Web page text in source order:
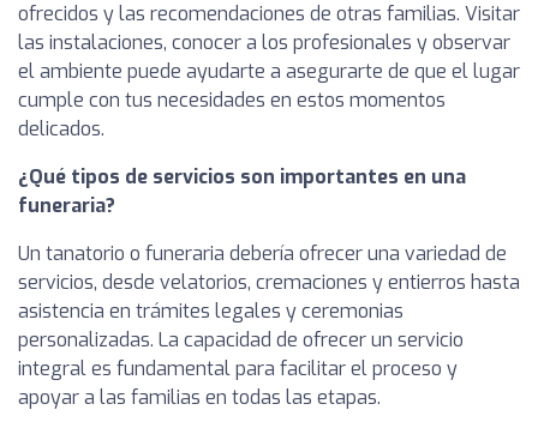
ofrecidos y las recomendaciones de otras familias. Visitar
las instalaciones, conocer a los profesionales y observar
el ambiente puede ayudarte a asegurarte de que el lugar
cumple con tus necesidades en estos momentos
delicados.
¿Qué tipos de servicios son importantes en una
funeraria?
Un tanatorio o funeraria debería ofrecer una variedad de
servicios, desde velatorios, cremaciones y entierros hasta
asistencia en trámites legales y ceremonias
personalizadas. La capacidad de ofrecer un servicio
integral es fundamental para facilitar el proceso y
apoyar a las familias en todas las etapas.